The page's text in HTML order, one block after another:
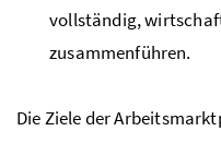
vollständig,
zusammenführen.
Die Ziele der